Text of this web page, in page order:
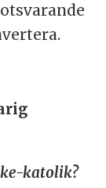
katolik?